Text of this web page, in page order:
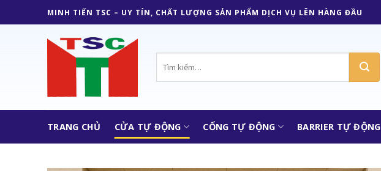
to
MINH TIẾN TSC – UY TÍN, CHẤT LƯỢNG SẢN PHẨM DỊCH VỤ LÊN HÀNG ĐẦU
kiếm:
TRANG CHỦ CỬA TỰ ĐỘNG CỔNG TỰ ĐỘNG BARRIER TỰ ĐỘNG